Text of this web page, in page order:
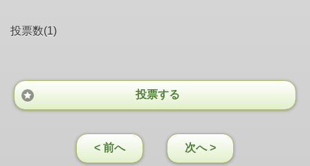
投票数(1)
投票する
< 前へ 次へ >